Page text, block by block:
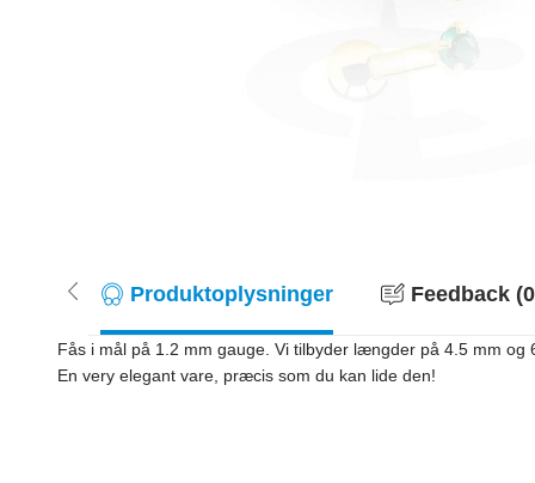
Produktoplysninger Feedback
Fås i mål på 1.2 mm gauge. Vi tilbyder længder på 4.5 mm
En very elegant vare, præcis som du kan lide den!